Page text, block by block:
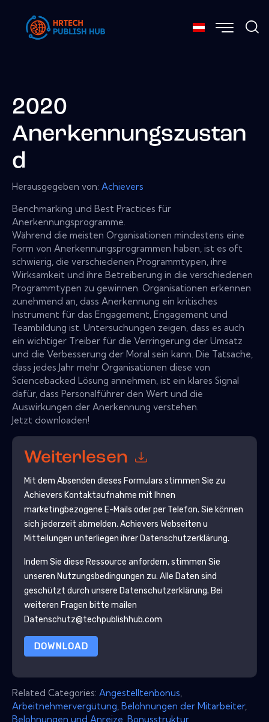
2020
Anerkennungszustan
d
Herausgegeben von: Achievers
Benchmarking und Best Practices für
Anerkennungsprogramme.
Während die meisten Organisationen mindestens eine
Form von Anerkennungsprogrammen haben, ist es oft
schwierig, die verschiedenen Programmtypen, ihre
Wirksamkeit und ihre Betreiberung in die verschiedenen
Programmtypen zu gewinnen. Organisationen erkennen
zunehmend an, dass Anerkennung ein kritisches
Instrument für das Engagement, Engagement und
Teambildung ist. Untersuchungen zeigen, dass es auch
ein wichtiger Treiber für die Verringerung der Umsatz
und die Verbesserung der Moral sein kann. Die Tatsache,
dass jedes Jahr mehr Organisationen diese von
Sciencebacked Lösung annehmen, ist ein klares Signal
dafür, dass Personalführer den Wert und die
Auswirkungen der Anerkennung verstehen.
Jetzt downloaden!
Weiterlesen
Mit dem Absenden dieses Formulars stimmen Sie zu
Achievers Kontaktaufnahme mit Ihnen
marketingbezogene E-Mails oder per Telefon. Sie können
sich jederzeit abmelden. Achievers Webseiten u
Mitteilungen unterliegen ihrer Datenschutzerklärung.
Indem Sie diese Ressource anfordern, stimmen Sie
unseren Nutzungsbedingungen zu. Alle Daten sind
geschützt durch unsere Datenschutzerklärung. Bei
weiteren Fragen bitte mailen
Datenschutz@techpublishhub.com
DOWNLOAD
Related Categories: Angestelltenbonus
Arbeitnehmervergütung Belohnungen der Mitarbeiter,
Belohnungen und Anreize Bonusstruktur,